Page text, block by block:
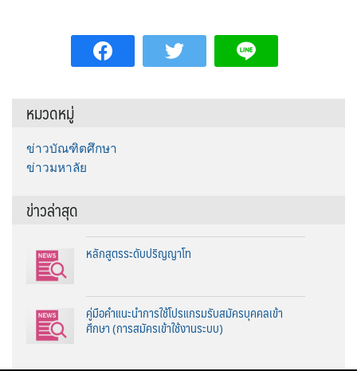
หมวดหมู่
ข่าวบัณฑิตศึกษา
ข่าวมหาลัย
ข่าวล่าสุด
หลักสูตรระดับปริญญาโท
คู่มือคำแนะนำการใช้โปรแกรมรับสมัครบุคคลเข้า
ศึกษา (การสมัครเข้าใช้งานระบบ)